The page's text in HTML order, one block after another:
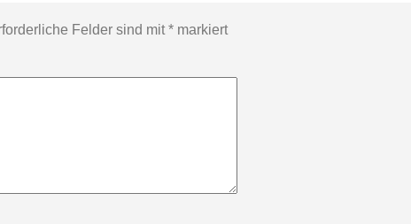
Felder sind mit* markiert